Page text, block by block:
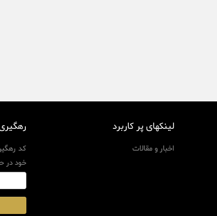
لینکهای پر کاربرد
اخبار و مقالات کد
خود در